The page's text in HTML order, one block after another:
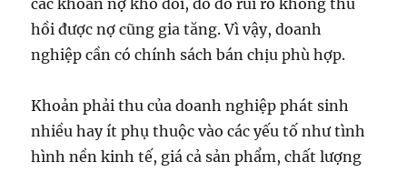
các khoản nợ khó đòi, do đó rủi ro không thu
hồi được nợ cũng gia tăng. Vì vậy, doanh
nghiệp cần có chính sách bán chịu phù hợp.
Khoản phải thu của doanh nghiệp phát sinh
nhiều hay ít phụ thuộc vào các yếu tố như tình
hình nền kinh tế, giá cả sản phẩm, chất lượng